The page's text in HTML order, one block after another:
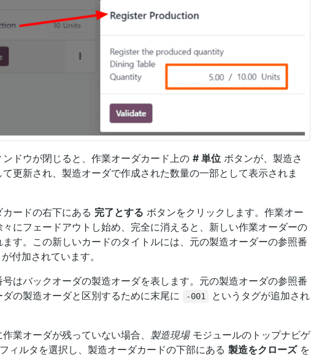
ドウが閉じると、作業オーダカード上の # 単位 ボタンが、製造さ
更新され、製造オーダで作成された数量の一部として表示されま
ードの右下にある 完了とする ボタンをクリックします。作業オー
々にフェードアウトし始め、完全に消えると、新しい作業オーダーの
ます。この新しいカードのタイトルには、元の製造オーダーの参照番
付加されています。
号はバックオーダの製造オーダを表します。元の製造オーダの参照番
の製造オーダと区別するために末尾に
-001
というタグが追加され
業オーダが残っていない場合、 製造現場モジュールのトップナビゲ
フィルタを選択し、製造オーダカードの下部にある 製造をクローズを